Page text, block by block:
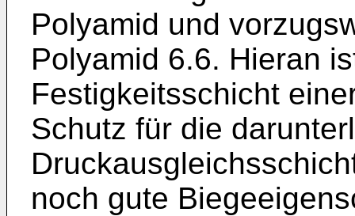
Polyamid und
Polyamid 6.6. Hieran
Festigkeitsschicht
Schutz für die
noch gute